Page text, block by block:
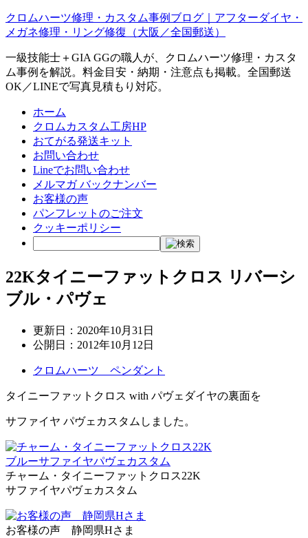
クロムハーツ修理・カスタム事例ブログ｜アフターダイヤ・
メガネ修理・リング修復（大阪／全国郵送）
一級技能士＋GIA GGの職人が、クロムハーツ修理・カスタ
ム事例を解説。料金目安・納期・注意点も掲載。全国郵送
OK／LINEで写真見積もり対応。
ホーム
クロムカスタム工房HP
おてがる発送キット
お問い合わせ
Lineでお問い合わせ
メルマガ バックナンバー
お客様の声
パンフレットのご注文
クッキーポリシー
22Kタイニーファットクロス リバーシ
ブル・パヴェ
更新日： 2020年10月31日
公開日： 2012年10月12日
クロムハーツ ペンダント
タイニーファットクロス with パヴェダイヤの裏面を
サファイヤ パヴェカスタムしました。
チャーム・タイニーファットクロス22K
サファイヤパヴェカスタム
お客様の声 静岡県Hさま